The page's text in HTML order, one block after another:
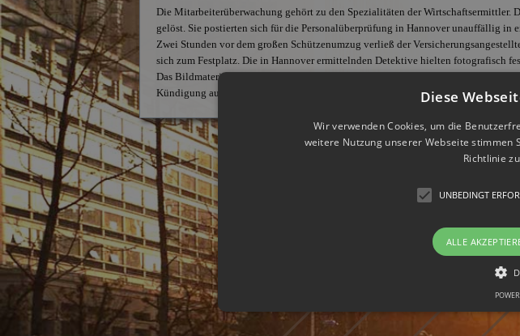
Die Mitarbeiterüberwachung gehört zu den Spezialitäten der Wirtschaftsermittler.
gelöst. Sie postierten sich für die Personalüberprüfung in Hannover unauffällig in
Zwei Stunden vor dem großen Schützenumzug verließ der
sich zum Festplatz. Die in Hannover ermittelnden Detektive hielten fotografisch
Das Bildmaterial überreichten sie anschließend Dieter D. Der Geschäftsführer
Kündigung aus und erstattete Strafanzeige.
Diese
Wir verwenden Cookies, um die
weitere Nutzung unserer Webseite stimmen
Richtlinie
UNBEDINGT
ALLE